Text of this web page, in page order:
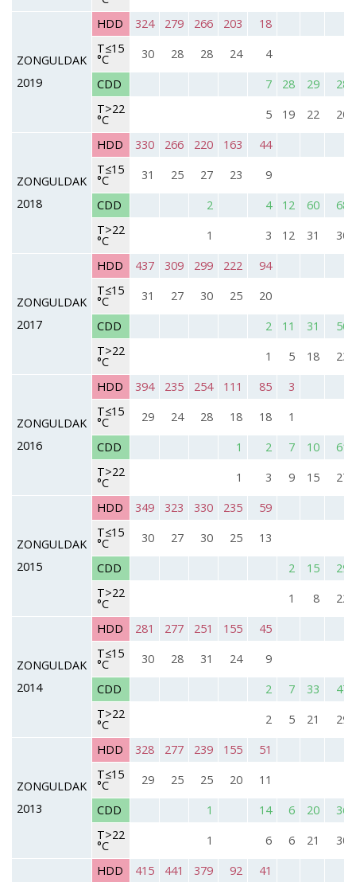
ZONGULDAK
2019
HDD 324 279 266 203
18
T≤15
°C 30 28 28 24
4
CDD
7 28 29
28
T>22
°C 5 19 22 20
ZONGULDAK
2018
HDD 330 266 220 163
44
T≤15
°C 31 25 27 23
9
CDD
2 4 12 60
68
T>22
°C 1 3 12 31 30
ZONGULDAK
2017
HDD 437 309 299 222
94
T≤15
°C 31 27 30 25
20
CDD
2 11 31
50
T>22
°C 1 5 18 23
ZONGULDAK
2016
HDD 394 235 254 111 85
3
T≤15
°C 29 24 28 18 18
1
CDD
1 2 7 10
61
T>22
°C 1 3 9 15 27
ZONGULDAK
2015
HDD 349 323 330 235
59
T≤15
°C 30 27 30 25
13
CDD
2 15
29
T>22
°C 1 8 22
ZONGULDAK
2014
HDD 281 277 251 155
45
T≤15
°C 30 28 31 24
9
CDD
2 7 33
47
T>22
°C 2 5 21 29
ZONGULDAK
2013
HDD 328 277 239 155
51
T≤15
°C 29 25 25 20
11
CDD
1 14 6 20
36
T>22
°C 1 6 6 21
30
HDD
415 441 379 92 41